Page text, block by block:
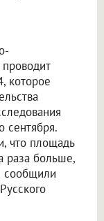
которое
сентября.
что площадь
раза больше,
сообщили